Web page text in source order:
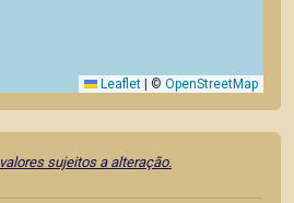
Leaflet © OpenStreetMap
valores sujeitos a alteração.